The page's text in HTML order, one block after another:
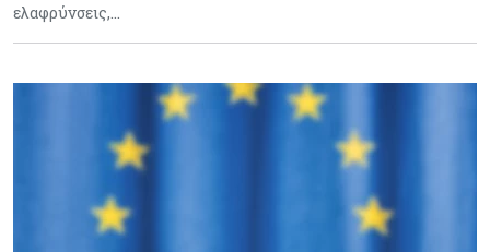
ελαφρύνσεις,…